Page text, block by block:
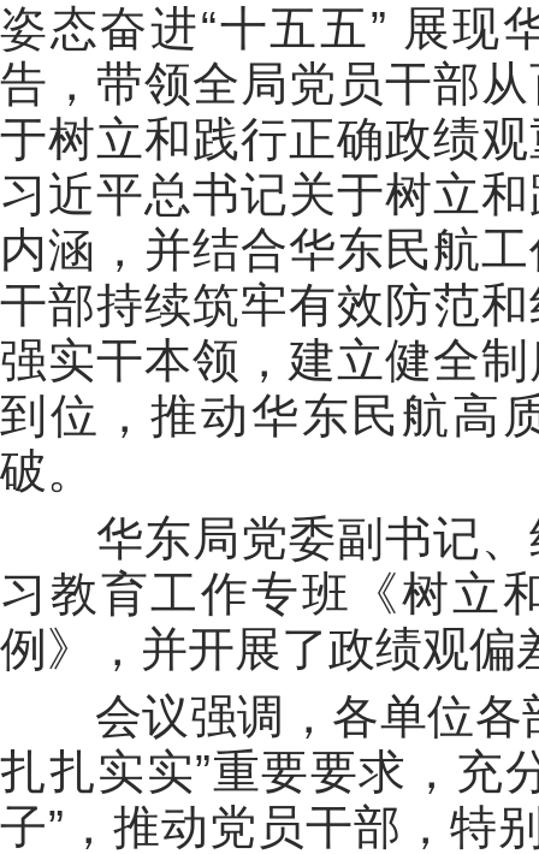
姿态奋进“十五五” 展现
告，带领全局党员干部
于树立和践行正确政绩
习近平总书记关于树立
内涵，并结合华东民航
干部持续筑牢有效防范
强实干本领，建立健全
到位，推动华东民航高
破。
华东局党委副书记、
习教育工作专班《树立
例》，并开展了政绩观偏
会议强调，各单位各
扎扎实实”重要要求，充
子”，推动党员干部，特